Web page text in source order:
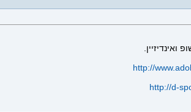
http://
http://d-